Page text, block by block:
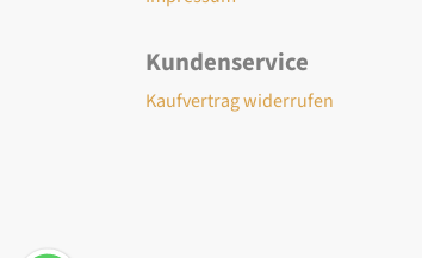
Kundenservice
Kaufvertrag widerrufen